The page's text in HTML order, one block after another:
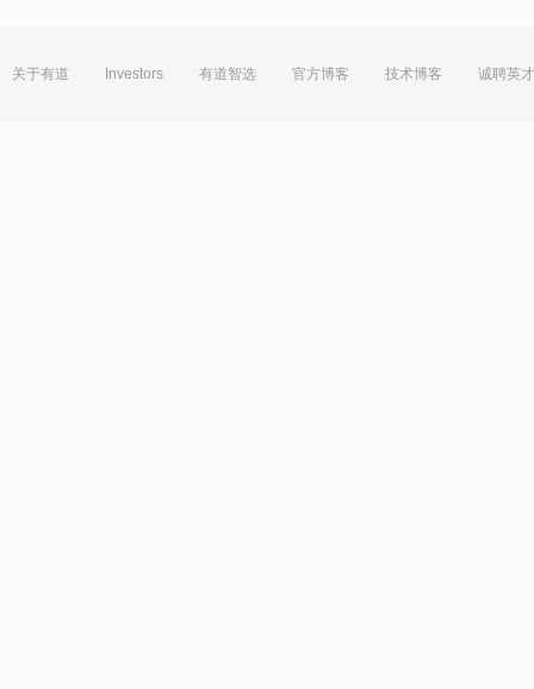
关于有道 Investors 有道智选 官方博客 技术博客 诚聘英才